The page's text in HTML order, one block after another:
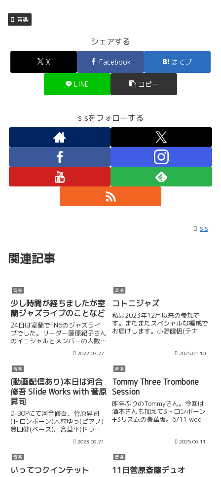
音楽
シェアする
X Facebook はてブ
LINE コピー
s.sをフォローする
s.s
関連記事
音楽
少し時間が経ちましたが室
蘭ジャズライブのことなど
24日は室蘭でFN6のジャズライ
ブでした。リーダー藤原紀子さん
のイニシャルとメンバーの人数で
HIROさんとは演奏初めまして、
でした。リハから面白くなりそう
な予感はしてて、本番も予想通り
楽しく演奏できたかな。会...
2022.07.27
音楽
コトニジャズ
私は2023年12月以来の参加で
す。またまたスペシャルな編成で
お届けします。小野健悟(テナー
ックス）菅原昇司（トロンボー
MIO（コントラバス）山崎紗友里
（ド...
2025.01.10
音楽
(動画配信あり)本日は河合
修吾 Slide Works with 菅原
昇司
D-BOPにて河合修吾、菅原昇司
(トロンボーン)木村ゆう(ピアノ)
豊田健(ベース)川合草平(ドラ
ClubOPEN19:00/START19:30LC
:￥2,500-（要Order）そうなん
です、C...
2023.09.21
音楽
Tommy Three Trombone
Session
昨年ぶりのTommyさん。今回は
酒本さんも加えて3トロンボーン
➕3リズムの豪華版。6/11 wed.
菅原昇司(Tb) 酒本廣継(Tb)中島
2025.06.11
音楽
いってつクインテット
音楽
11日菅原斎藤デュオ